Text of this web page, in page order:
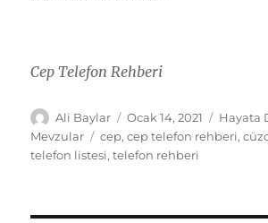
Cep Telefon Rehberi
Yazar
Ali Baylar
Yayın
tarihi
Ocak 14, 2021
Hayata
Mevzular
Etiketler
cep,cep telefon rehberi,
telefon listesi,telefon rehberi